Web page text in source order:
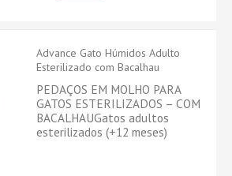
Advance Gato Húmidos Adulto
Esterilizado com Bacalhau
PEDAÇOS EM MOLHO PARA
GATOS ESTERILIZADOS – COM
BACALHAUGatos adultos
esterilizados (+12 meses)